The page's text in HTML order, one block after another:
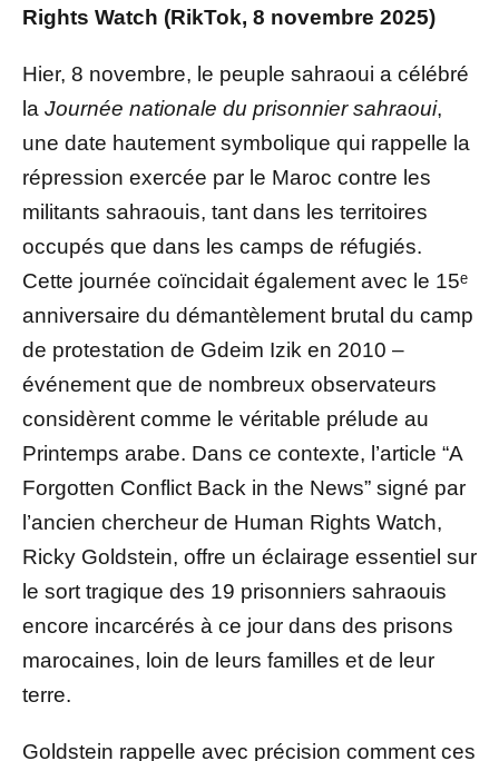
Rights Watch (RikTok, 8 novembre 2025)
Hier, 8 novembre, le peuple sahraoui a célébré
la Journée nationale du prisonnier sahraoui,
une date hautement symbolique qui rappelle la
répression exercée par le Maroc contre les
militants sahraouis, tant dans les territoires
occupés que dans les camps de réfugiés.
Cette journée coïncidait également avec le 15ᵉ
anniversaire du démantèlement brutal du camp
de protestation de Gdeim Izik en 2010 –
événement que de nombreux observateurs
considèrent comme le véritable prélude au
Printemps arabe. Dans ce contexte, l’article “A
Forgotten Conflict Back in the News” signé par
l’ancien chercheur de Human Rights Watch,
Ricky Goldstein, offre un éclairage essentiel sur
le sort tragique des 19 prisonniers sahraouis
encore incarcérés à ce jour dans des prisons
marocaines, loin de leurs familles et de leur
terre.
Goldstein rappelle avec précision comment ces